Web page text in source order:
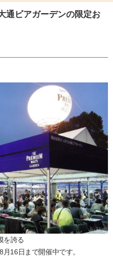
通ビアガーデンの限定お
を誇る
16日まで開催中です。